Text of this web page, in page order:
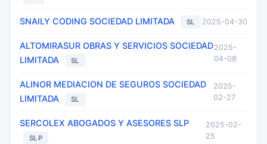
SNAILY CODING SOCIEDAD LIMITADA SL 2025-04-30
ALTOMIRASUR OBRAS Y SERVICIOS SOCIEDAD
LIMITADA
SL
2025-
04-08
ALINOR MEDIACION DE SEGUROS SOCIEDAD
LIMITADA
SL
2025-
02-27
SERCOLEX ABOGADOS Y ASESORES SLP
SLP
2025-02-
25